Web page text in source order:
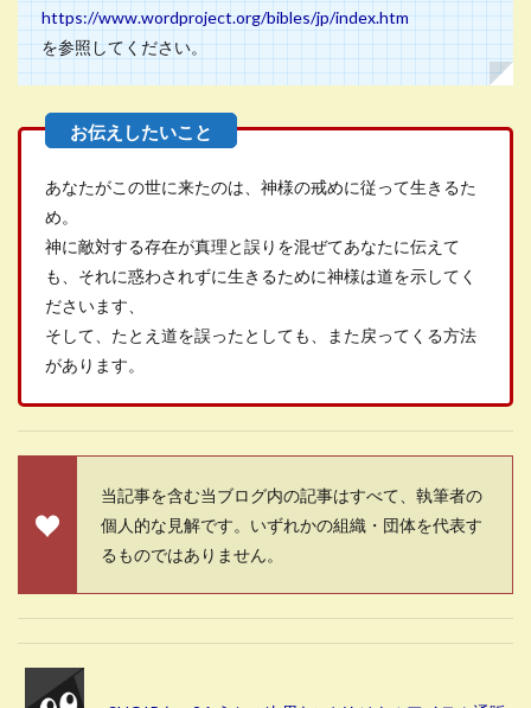
https://www.wordproject.org/bibles/jp/index.htm
を参照してください。
あなたがこの世に来たのは、神様の戒めに従って生きるた
め。
神に敵対する存在が真理と誤りを混ぜてあなたに伝えて
も、それに惑わされずに生きるために神様は道を示してく
ださいます、
そして、たとえ道を誤ったとしても、また戻ってくる方法
があります。
当記事を含む当ブログ内の記事はすべて、執筆者の
個人的な見解です。いずれかの組織・団体を代表す
るものではありません。